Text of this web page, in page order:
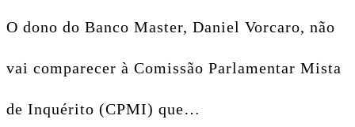
O dono do Banco Master, Daniel Vorcaro, não
vai comparecer à Comissão Parlamentar Mista
de Inquérito (CPMI) que…